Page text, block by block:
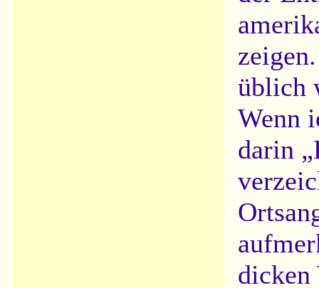
üblich
Wenn
darin